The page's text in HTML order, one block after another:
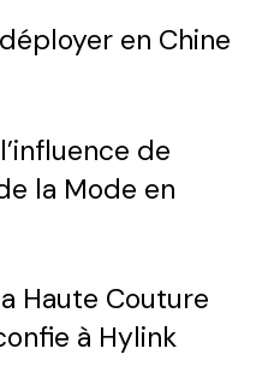
en Chine
de
la Mode en
Haute Couture
à Hylink